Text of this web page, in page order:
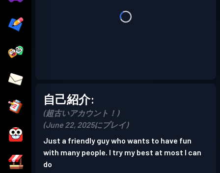
自己紹介:
(超古いアカウント！)
(June 22, 2025にプレイ)
Just a friendly guy who wants to have fun
with many people. I try my best at most I can
do